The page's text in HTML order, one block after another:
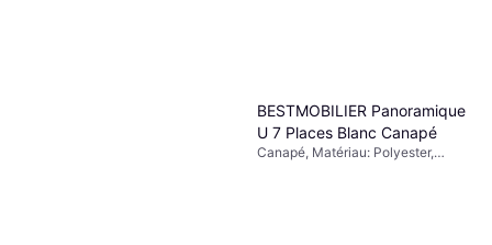
BESTMOBILIER Panoramique
U 7 Places Blanc Canapé
Canapé, Matériau: Polyester,